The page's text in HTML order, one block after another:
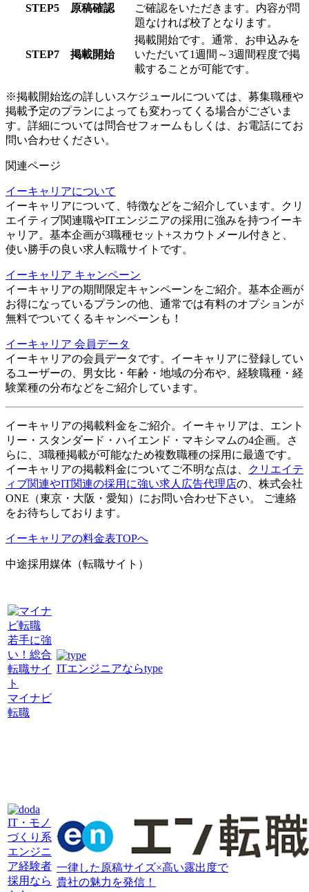
STEP5 原稿確認
ご確認をいただきます。内容が問
題なければ校了となります。
STEP7 掲載開始
掲載開始です。通常、お申込みを
いただいて1週間～3週間程度で掲
載することが可能です。
※掲載開始迄の詳しいスケジュールについては、募集職種や
掲載予定のプランによっても変わってくる場合がございま
す。詳細については問合せフォームもしくは、お電話にてお
問い合わせください。
関連ページ
イーキャリアについて
イーキャリアについて、特徴などをご紹介しています。クリ
エイティブ関連職やITエンジニアの採用に強みを持つイーキ
ャリア。基本企画が3職種セット+スカウトメール付きと、
使い勝手の良い求人転職サイトです。
イーキャリア キャンペーン
イーキャリアの期間限定キャンペーンをご紹介。基本企画が
お得になっているプランの他、通常では有料のオプションが
無料でついてくるキャンペーンも！
イーキャリア 会員データ
イーキャリアの会員データです。イーキャリアに登録してい
るユーザーの、男女比・年齢・地域の分布や、経験職種・経
験業種の分布などをご紹介しています。
イーキャリアの掲載料金をご紹介。イーキャリアは、エント
リー・スタンダード・ハイエンド・マキシマムの4企画。さ
らに、3職種掲載が可能なため複数職種の採用に最適です。
イーキャリアの掲載料金についてご不明な点は、
クリエイテ
ィブ関連やIT関連の採用に強い求人広告代理店の、株式会社
ONE（東京・大阪・愛知）にお問い合わせ下さい。 ご連絡
をお待ちしております。
イーキャリアの料金表TOPへ
中途採用媒体（転職サイト）
若手に強
い！総合
転職サイ
ト
マイナビ
転職
ITエンジニアならtype
IT・モノ
づくり系
エンジニ
ア経験者
採用なら
一律した原稿サイズ×高い露出度で
貴社の魅力を発信！